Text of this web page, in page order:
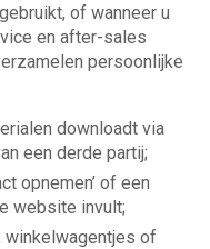
of wanneer u
en after-sales
persoonlijke
downloadt via
een derde partij;
opnemen’ of een
website invult;
winkelwagentjes of